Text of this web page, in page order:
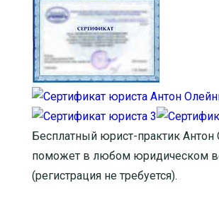
Бесплатный юрист-практик Антон
поможет в любом юридическом
(регистрация не требуется).